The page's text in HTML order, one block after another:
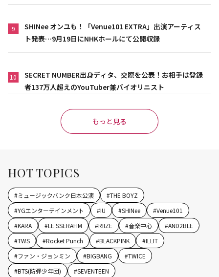
9
SHINee オンユも！「Venue101 EXTRA」出演アーティス
ト発表…9月19日にNHKホールにて公開収録
10
SECRET NUMBER出身ディタ、交際を公表！お相手は登録
者137万人超えのYouTuber兼バイオリニスト
もっと見る
HOT TOPICS
#ミュージックバンク日本公演 #THE BOYZ
#YGエンターテインメント #IU #SHINee #Venue101
#KARA #LE SSERAFIM #RIIZE #音楽中心 #AND2BLE
#TWS #Rocket Punch #BLACKPINK #ILLIT
#ファン・ジョンミン #BIGBANG #TWICE
#BTS(防弾少年団) #SEVENTEEN